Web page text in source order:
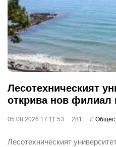
Лесотехническият
открива нов филиал
05.08.2026 17:11:53 281
Лесотехническият